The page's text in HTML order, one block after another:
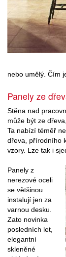
nebo umělý. Čím
Panely ze
Stěna nad
může být ze
Ta nabízí téměř
dřeva, přírodního
vzory. Lze tak i
Panely z
nerezové oceli
se většinou
instalují jen za
varnou desku.
Zato novinka
posledních let,
elegantní
skleněné